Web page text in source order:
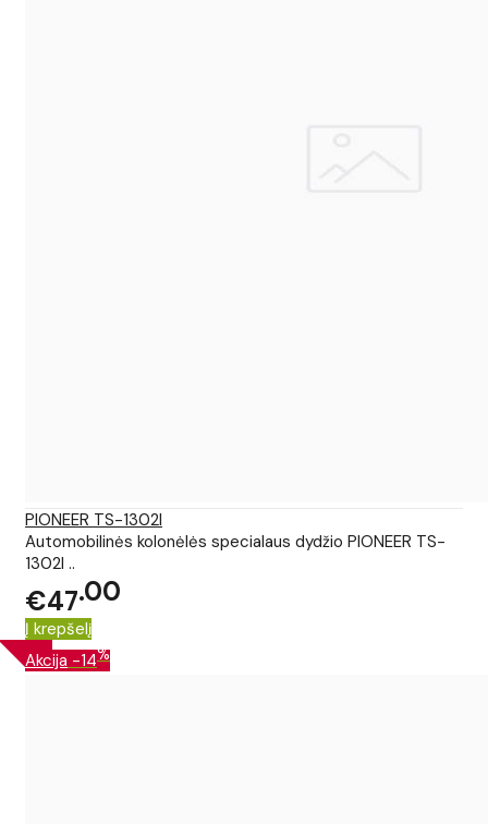
PIONEER TS-1302I
Automobilinės kolonėlės specialaus dydžio PIONEER TS-
1302I ..
€47 00
Į krepšelį
Akcija -14%